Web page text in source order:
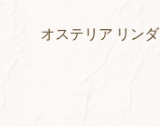
オステリア リンダ